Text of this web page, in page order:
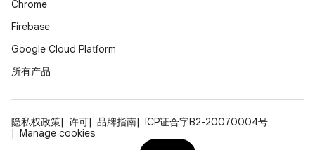
Chrome
Firebase
Google Cloud Platform
所有产品
隐私权政策 许可 品牌指南
ICP证合字B2-20070004号
Manage cookies